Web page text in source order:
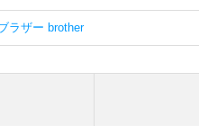
ラザー brother